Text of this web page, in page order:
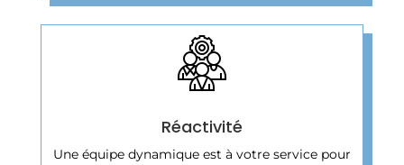
Réactivité
Une équipe dynamique est à votre service pour